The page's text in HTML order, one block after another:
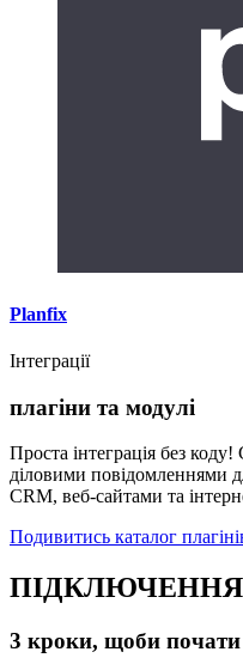
Planfix
Інтеграції
плагіни та модулі
Проста інтеграція без
діловими повідомленнями
CRM, веб-сайтами та
Подивитись каталог
ПІДКЛЮЧЕННЯ
3 кроки, щоби почати